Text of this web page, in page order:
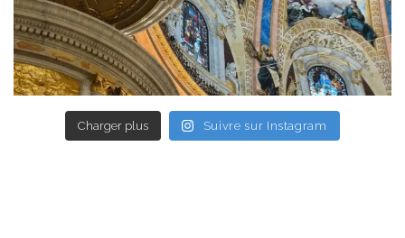
Charger plus Suivre sur Instagram